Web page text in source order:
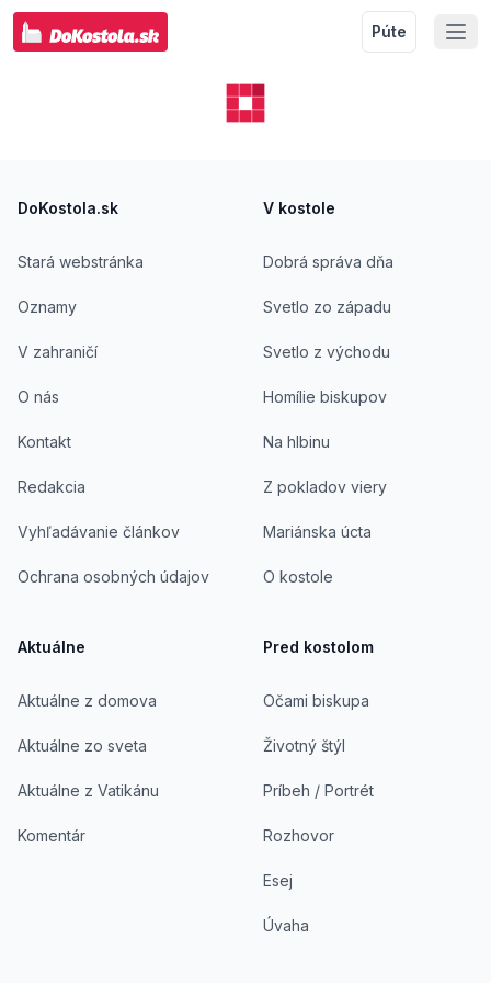
Púte
DoKostola.sk
Stará webstránka
Oznamy
V zahraničí
O nás
Kontakt
Redakcia
Vyhľadávanie článkov
Ochrana osobných údajov
Aktuálne
Aktuálne z domova
Aktuálne zo sveta
Aktuálne z Vatikánu
Komentár
V kostole
Dobrá správa dňa
Svetlo zo západu
Svetlo z východu
Homílie biskupov
Na hlbinu
Z pokladov viery
Mariánska úcta
O kostole
Pred kostolom
Očami biskupa
Životný štýl
Príbeh / Portrét
Rozhovor
Esej
Úvaha